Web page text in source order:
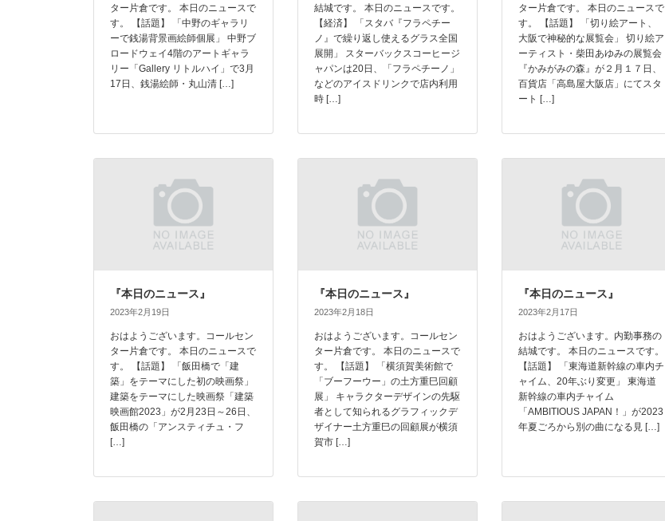
ター片倉です。 本日のニュースで
す。 【話題】 「中野のギャラリ
ーで銭湯背景画絵師個展」 中野ブ
ロードウェイ4階のアートギャラ
リー「Gallery リトルハイ」で3月
17日、銭湯絵師・丸山清 […]
結城です。 本日のニュースです。
【経済】 「スタバ『フラペチー
ノ』で繰り返し使えるグラス全国
展開」 スターバックスコーヒージ
ャパンは20日、「フラペチーノ」
などのアイスドリンクで店内利用
時 […]
ター片倉です。 本日のニュースで
す。 【話題】 「切り絵アート、
大阪で神秘的な展覧会」 切り絵ア
ーティスト・柴田あゆみの展覧会
『かみがみの森』が２月１７日、
百貨店「高島屋大阪店」にてスタ
ート […]
『本日のニュース』
2023年2月19日
おはようございます。コールセン
ター片倉です。 本日のニュースで
す。 【話題】 「飯田橋で「建
築」をテーマにした初の映画祭」
建築をテーマにした映画祭「建築
映画館2023」が2月23日～26日、
飯田橋の「アンスティチュ・フ
[…]
『本日のニュース』
2023年2月18日
おはようございます。コールセン
ター片倉です。 本日のニュースで
す。 【話題】 「横須賀美術館で
「ブーフーウー」の土方重巳回顧
展」 キャラクターデザインの先駆
者として知られるグラフィックデ
ザイナー土方重巳の回顧展が横須
賀市 […]
『本日のニュース』
2023年2月17日
おはようございます。内勤事務の
結城です。 本日のニュースです。
【話題】 「東海道新幹線の車内チ
ャイム、20年ぶり変更」 東海道
新幹線の車内チャイム
「AMBITIOUS JAPAN！」が2023
年夏ごろから別の曲になる見 […]